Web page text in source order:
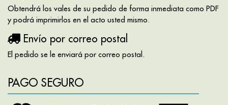
Obtendrá los vales de su pedido de forma inmediata como PDF
y podrá imprimirlos en el acto usted mismo.
Envío por correo postal
El pedido se le enviará por correo postal.
PAGO SEGURO